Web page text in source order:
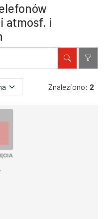
atmosf. i
Filtry
Znaleziono: 2